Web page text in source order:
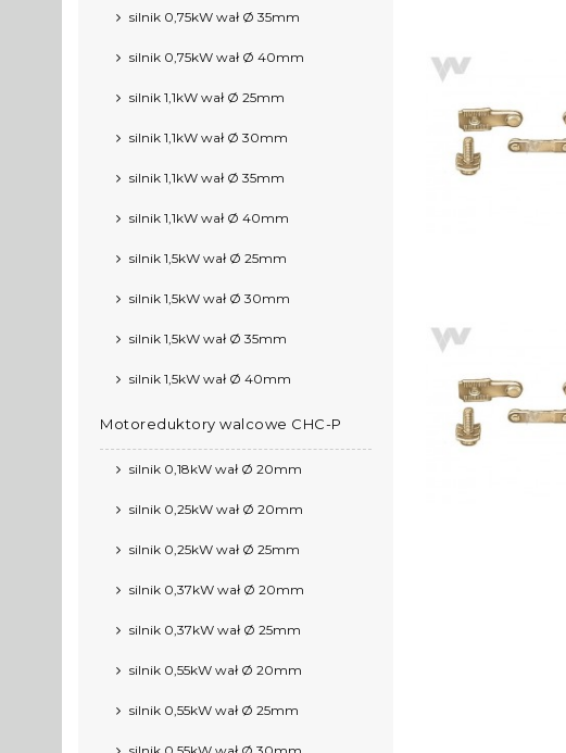
silnik 0,75kW wał Ø 35mm
silnik 0,75kW wał Ø 40mm
silnik 1,1kW wał Ø 25mm
silnik 1,1kW wał Ø 30mm
silnik 1,1kW wał Ø 35mm
silnik 1,1kW wał Ø 40mm
silnik 1,5kW wał Ø 25mm
silnik 1,5kW wał Ø 30mm
silnik 1,5kW wał Ø 35mm
silnik 1,5kW wał Ø 40mm
Motoreduktory walcowe CHC-P
silnik 0,18kW wał Ø 20mm
silnik 0,25kW wał Ø 20mm
silnik 0,25kW wał Ø 25mm
silnik 0,37kW wał Ø 20mm
silnik 0,37kW wał Ø 25mm
silnik 0,55kW wał Ø 20mm
silnik 0,55kW wał Ø 25mm